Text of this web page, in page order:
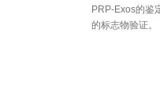
PRP-Exos的鉴
的标志物验证。